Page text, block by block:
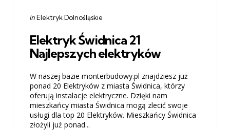
Categories
Posted
inElektryk Dolnośląskie
Elektryk Świdnica 21
Najlepszych elektryków
W naszej bazie monterbudowy.pl znajdziesz już
ponad 20 Elektryków z miasta Świdnica, którzy
oferują instalacje elektryczne. Dzięki nam
mieszkańcy miasta Świdnica mogą zlecić swoje
usługi dla top 20 Elektryków. Mieszkańcy Świdnica
złożyli już ponad...